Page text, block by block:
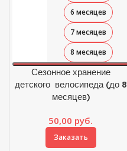
6 месяцев
7 месяцев
8 месяцев
Сезонное хранение
детского велосипеда (до 8
месяцев)
50,00 руб.
Заказать